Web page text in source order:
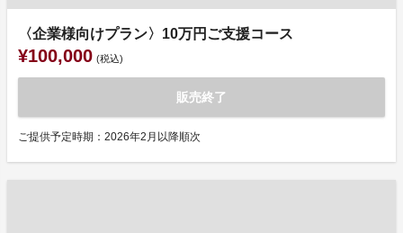
〈企業様向けプラン〉10万円ご支援コース
¥100,000 (税込)
販売終了
ご提供予定時期：2026年2月以降順次